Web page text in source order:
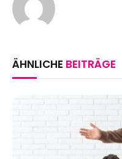
ÄHNLICHE BEITRÄGE